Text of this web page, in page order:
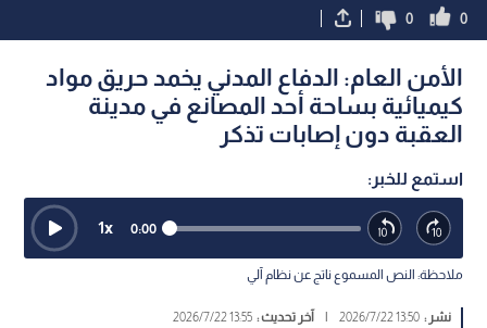
0
0
الأمن العام: الدفاع المدني يخمد حريق مواد
كيميائية بساحة أحد المصانع في مدينة
العقبة دون إصابات تذكر
استمع للخبر:
0:00
1x
ملاحظة: النص المسموع ناتج عن نظام آلي
نشر :13:50 2026/7/22 آخر تحديث :13:55 2026/7/22